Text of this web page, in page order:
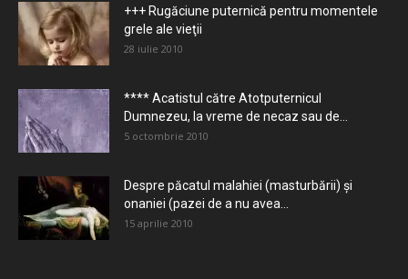
+++ Rugăciune puternică pentru momentele
grele ale vieţii
28 iulie 2010
**** Acatistul către Atotputernicul
Dumnezeu, la vreme de necaz sau de...
5 octombrie 2010
Despre păcatul malahiei (masturbării) şi
onaniei (pazei de a nu avea...
15 aprilie 2010